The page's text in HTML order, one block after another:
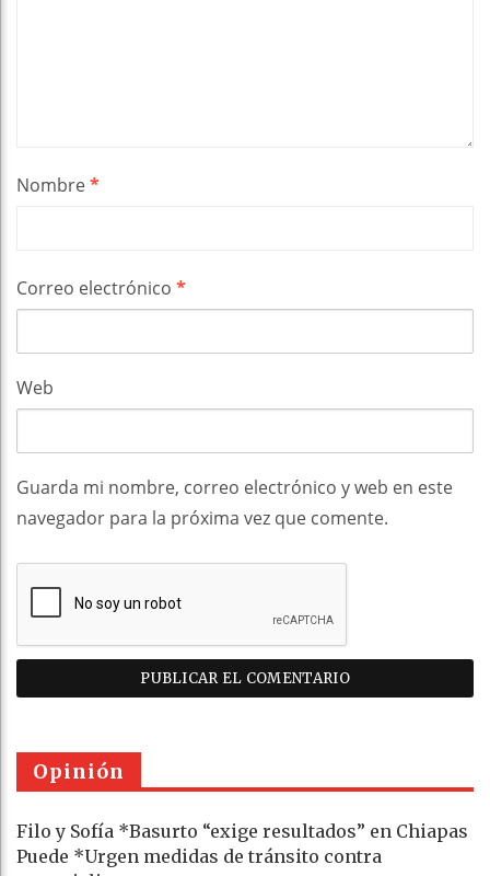
Nombre*
Correo electrónico *
Web
Guarda mi nombre, correo electrónico y web en este
navegador para la próxima vez que comente.
Opinión
Filo y Sofía *Basurto “exige resultados” en Chiapas
Puede *Urgen medidas de tránsito contra